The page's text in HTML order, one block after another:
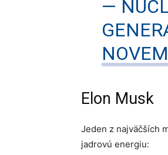
—
Elon Musk
Jeden z najväčších
jadrovú energiu: